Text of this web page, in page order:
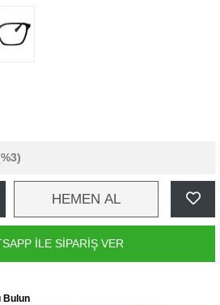
HEMEN AL
İLE SİPARİŞ VER
Bulun